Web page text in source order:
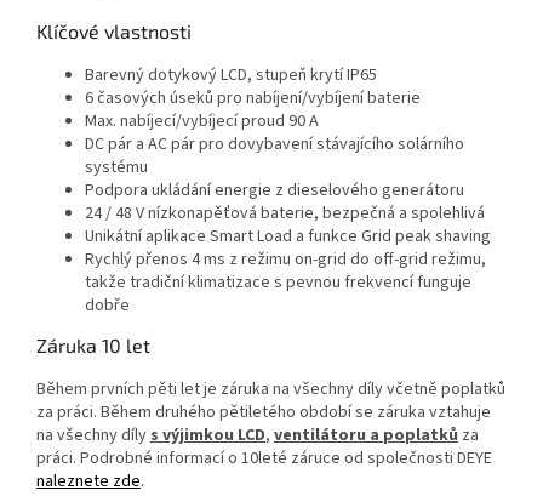
Klíčové vlastnosti
Barevný dotykový LCD, stupeň krytí IP65
6 časových úseků pro nabíjení/vybíjení baterie
Max. nabíjecí/vybíjecí proud 90 A
DC pár a AC pár pro dovybavení stávajícího solárního
systému
Podpora ukládání energie z dieselového generátoru
24 / 48 V nízkonapěťová baterie, bezpečná a spolehlivá
Unikátní aplikace Smart Load a funkce Grid peak shaving
Rychlý přenos 4 ms z režimu on-grid do off-grid režimu,
takže tradiční klimatizace s pevnou frekvencí funguje
dobře
Záruka 10 let
Během prvních pěti let je záruka na všechny díly včetně poplatků
za práci. Během druhého pětiletého období se záruka vztahuje
na všechny dílys výjimkou LCD, ventilátoru a poplatků za
práci. Podrobné informací o 10leté záruce od společnosti DEYE
naleznete zde.